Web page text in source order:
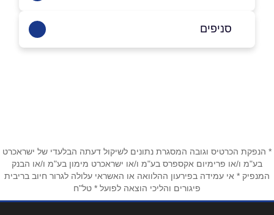
באתר בפייסבוק באינסטגרם
טלפון *
סניפים
* הנפקת הכרטיס וגובה המסגרת נתונים לשיקול דעתה הבלעדי של ישראכרט
בע"מ ו/או פרימיום אקספרס בע"מ ו/או ישראכרט מימון בע"מ ו/או הבנק
המנפיק * אי עמידה בפירעון ההלוואה או האשראי עלולה לגרור חיוב בריבית
פיגורים והליכי הוצאה לפועל * טל"ח